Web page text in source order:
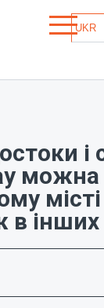
і
можна
в інших